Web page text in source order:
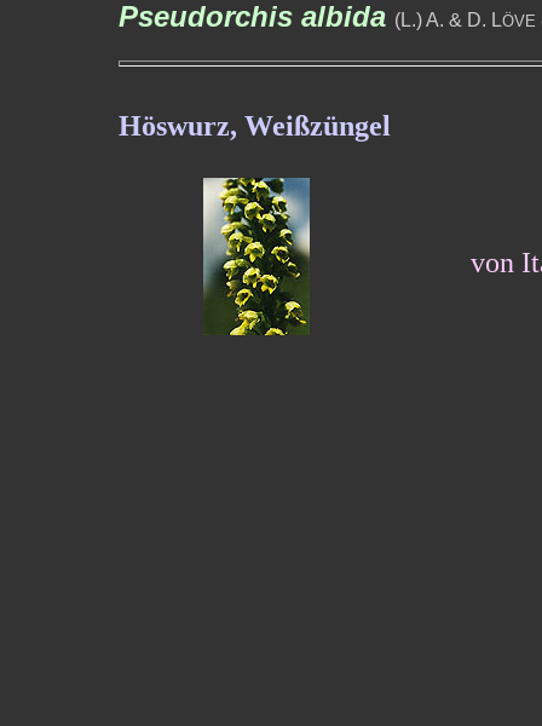
Pseudorchis albida (L.) A. & D. LÖVE
Höswurz, Weißzüngel
von